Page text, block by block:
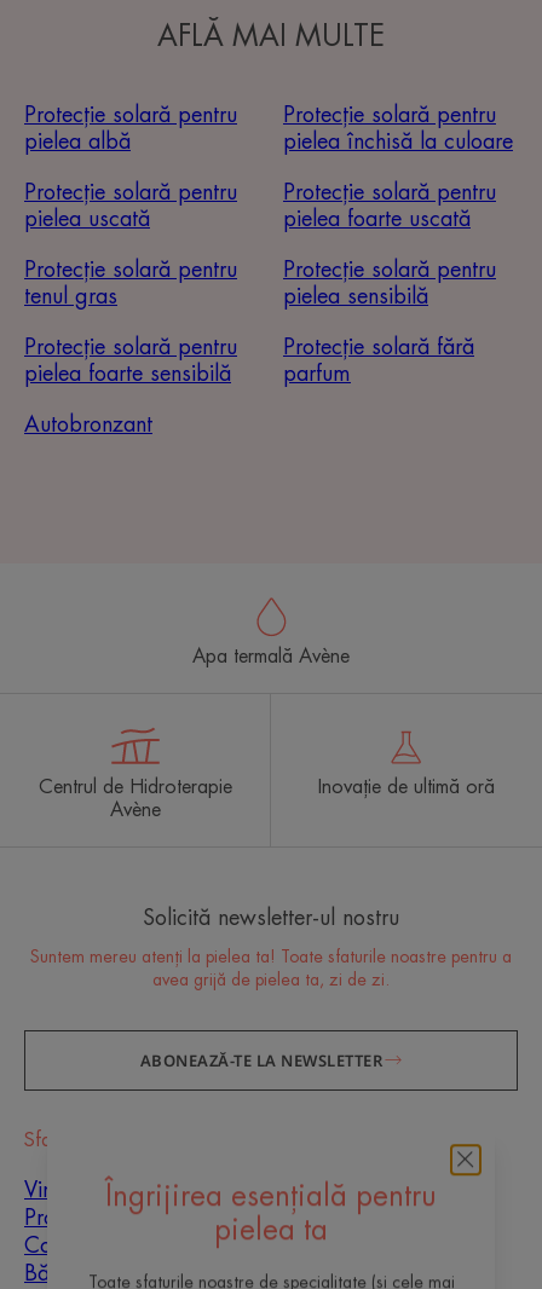
AFLĂ MAI MULTE
Protecție solară pentru
pielea albă
Protecție solară pentru
pielea închisă la culoare
Protecție solară pentru
pielea uscată
Protecție solară pentru
pielea foarte uscată
Protecție solară pentru
tenul gras
Protecție solară pentru
pielea sensibilă
Protecție solară pentru
pielea foarte sensibilă
Protecție solară fără
parfum
Autobronzant
Îngrijirea esențială pentru
pielea ta
Apa termală Avène
Centrul de Hidroterapie
Avène
Inovație de ultimă oră
Solicită newsletter-ul nostru
Suntem mereu atenți la pielea ta! Toate sfaturile noastre pentru a
avea grijă de pielea ta, zi de zi.
ABONEAZĂ-TE LA NEWSLETTER
Sfaturi
Vindecarea cicatricilor
Protecție solară
Copii
Bărbați